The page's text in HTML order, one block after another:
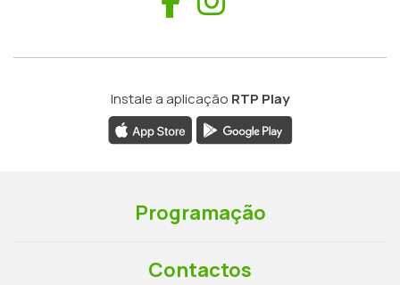
Instale a aplicação RTP Play
Programação
Contactos